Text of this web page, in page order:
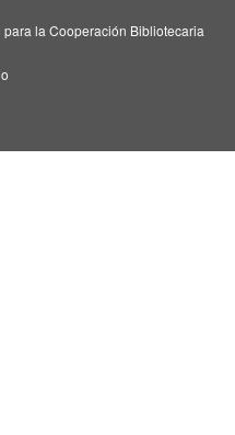
la Cooperación Bibliotecaria